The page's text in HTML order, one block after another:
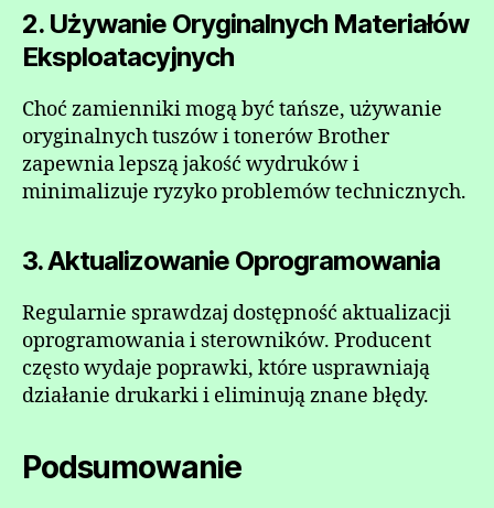
2. Używanie Oryginalnych Materiałów
Eksploatacyjnych
Choć zamienniki mogą być tańsze, używanie
oryginalnych tuszów i tonerów Brother
zapewnia lepszą jakość wydruków i
minimalizuje ryzyko problemów technicznych.
3. Aktualizowanie Oprogramowania
Regularnie sprawdzaj dostępność aktualizacji
oprogramowania i sterowników. Producent
często wydaje poprawki, które usprawniają
działanie drukarki i eliminują znane błędy.
Podsumowanie